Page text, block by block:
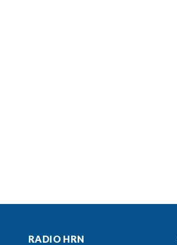
RADIO HRN